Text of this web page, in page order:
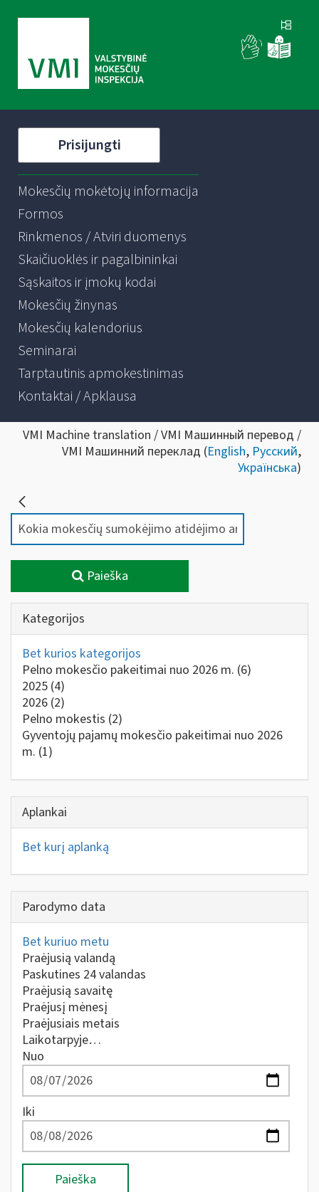
Prisijungti
Mokesčių mokėtojų informacija
Formos
Rinkmenos / Atviri duomenys
Skaičiuoklės ir pagalbininkai
Sąskaitos ir įmokų kodai
Mokesčių žinynas
Mokesčių kalendorius
Seminarai
Tarptautinis apmokestinimas
Kontaktai / Apklausa
VMI Machine translation / VMI Машинный перевод /
VMI Машинний переклад (English, Русский,
Українська)
Paieška
Kategorijos
Bet kurios kategorijos
Pelno mokesčio pakeitimai nuo 2026 m. (6)
2025 (4)
2026 (2)
Pelno mokestis (2)
Gyventojų pajamų mokesčio pakeitimai nuo 2026
m. (1)
Aplankai
Bet kurį aplanką
Parodymo data
Bet kuriuo metu
Praėjusią valandą
Paskutines 24 valandas
Praėjusią savaitę
Praėjusį mėnesį
Praėjusiais metais
Laikotarpyje…
Nuo
Iki
Paieška